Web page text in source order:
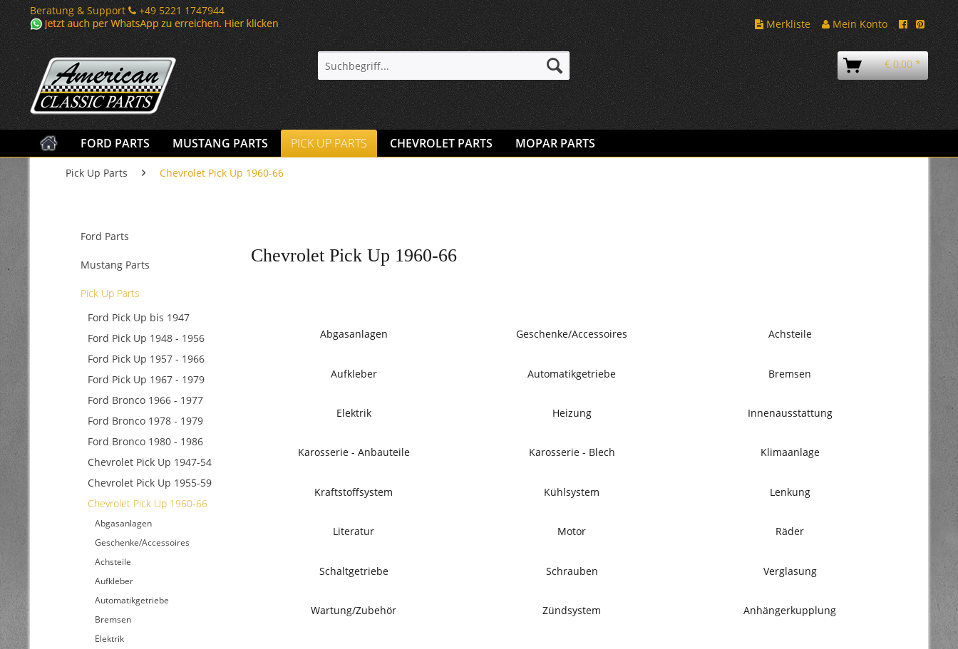
Beratung & Support
+49 5221 1747944
Merkliste
Mein Konto
€ 0,00 *
FORD PARTS MUSTANG PARTS PICK UP PARTS CHEVROLET PARTS MOPAR PARTS
Pick Up Parts Chevrolet Pick Up 1960-66
Ford Parts
Mustang Parts
Pick Up Parts
Ford Pick Up bis 1947
Ford Pick Up 1948 - 1956
Ford Pick Up 1957 - 1966
Ford Pick Up 1967 - 1979
Ford Bronco 1966 - 1977
Ford Bronco 1978 - 1979
Ford Bronco 1980 - 1986
Chevrolet Pick Up 1947-54
Chevrolet Pick Up 1955-59
Chevrolet Pick Up 1960-66
Abgasanlagen
Geschenke/Accessoires
Achsteile
Aufkleber
Automatikgetriebe
Bremsen
Elektrik
Chevrolet Pick Up 1960-66
Abgasanlagen Geschenke/Accessoires Achsteile
Aufkleber Automatikgetriebe Bremsen
Elektrik Heizung Innenausstattung
Karosserie - Anbauteile Karosserie - Blech Klimaanlage
Kraftstoffsystem Kühlsystem Lenkung
Literatur Motor Räder
Schaltgetriebe Schrauben Verglasung
Wartung/Zubehör Zündsystem Anhängerkupplung